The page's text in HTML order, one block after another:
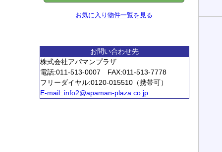
お気に入り物件一覧を見る
お問い合わせ先
株式会社アパマンプラザ
電話:011-513-0007 FAX:011-513-7778
フリーダイヤル:0120-015510（携帯可）
E-mail: info2@apaman-plaza.co.jp